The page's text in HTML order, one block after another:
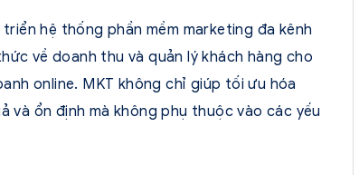
hệ thống phần mềm marketing đa kênh
về doanh thu và quản lý khách hàng cho
online. MKT không chỉ giúp tối ưu hóa
và ổn định mà không phụ thuộc vào các yếu